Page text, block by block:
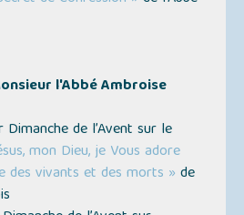
l'Abbé Ambroise
de l’Avent sur le
mon Dieu, je Vous adore
des vivants et des morts » de